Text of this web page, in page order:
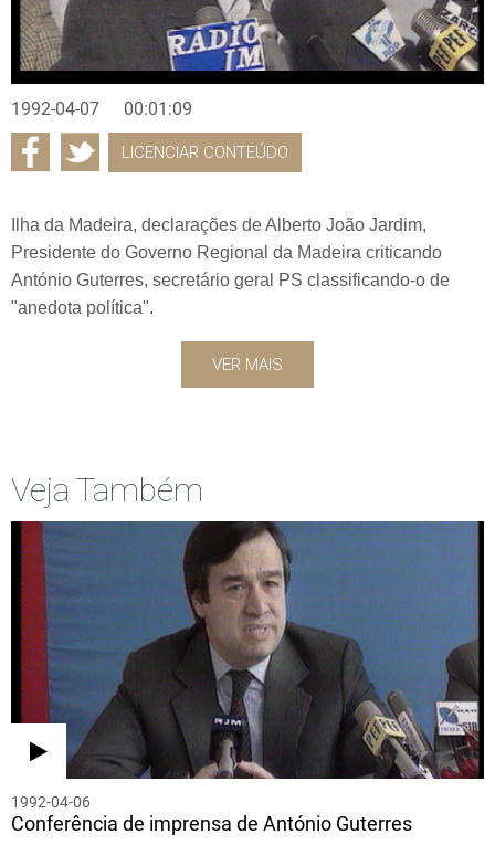
1992-04-07 00:01:09
LICENCIAR CONTEÚDO
Ilha da Madeira, declarações de Alberto João Jardim,
Presidente do Governo Regional da Madeira criticando
António Guterres, secretário geral PS classificando-o de
"anedota política".
VER MAIS
Veja Também
1992-04-06
Conferência de imprensa de António Guterres